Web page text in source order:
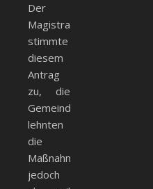
Der
Magistrat
stimmte
diesem
Antrag
zu, die
Gemeindebevollmächtigten
lehnten
die
Maßnahme
jedoch